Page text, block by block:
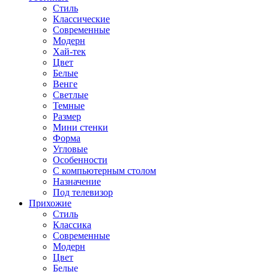
Стиль
Классические
Современные
Модерн
Хай-тек
Цвет
Белые
Венге
Светлые
Темные
Размер
Мини стенки
Форма
Угловые
Особенности
С компьютерным столом
Назначение
Под телевизор
Прихожие
Стиль
Классика
Современные
Модерн
Цвет
Белые